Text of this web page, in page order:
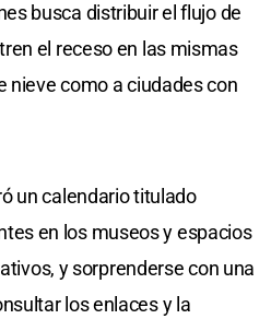
busca distribuir el flujo de
el receso en las mismas
nieve como a ciudades con
un calendario titulado
en los museos y espacios
y sorprenderse con una
los enlaces y la